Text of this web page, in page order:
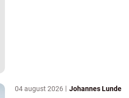
04 august 2026 Johannes Lunde